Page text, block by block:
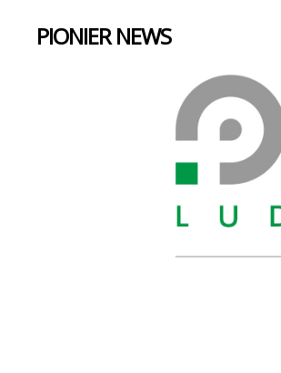
PIONIER NEWS